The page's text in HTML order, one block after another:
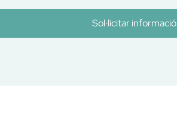
Sol·licitar informació